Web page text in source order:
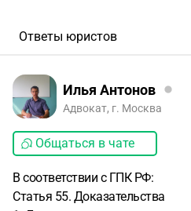
Ответы юристов
Илья Антонов
Адвокат, г. Москва
Общаться в чате
В соответствии с ГПК РФ:
Статья 55. Доказательства